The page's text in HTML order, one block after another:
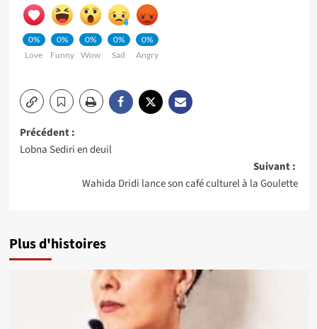
0%
Love
0%
Funny
0%
Wow
0%
Sad
0%
Angry
Navigation
Précédent :
Lobna Sediri en deuil
Suivant :
Wahida Dridi lance son café culturel à la Goulette
Plus d'histoires